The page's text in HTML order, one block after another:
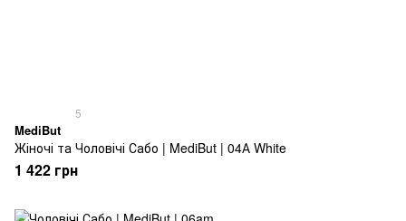
5
MediBut
Жіночі та Чоловічі Сабо | MediBut | 04А White
1 422 грн